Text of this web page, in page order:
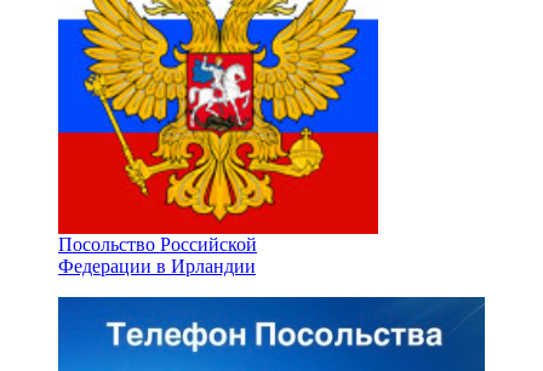
Посольство Российской
Федерации в Ирландии